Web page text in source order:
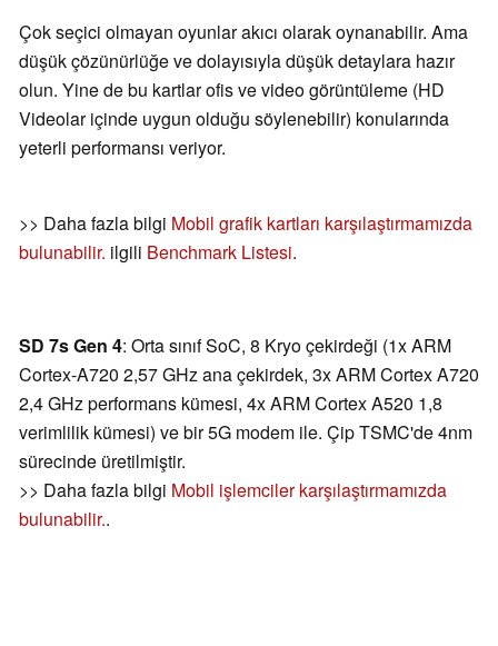
Çok seçici olmayan oyunlar akıcı olarak oynanabilir. Ama
düşük çözünürlüğe ve dolayısıyla düşük detaylara hazır
olun. Yine de bu kartlar ofis ve video görüntüleme (HD
Videolar içinde uygun olduğu söylenebilir) konularında
yeterli performansı veriyor.
>> Daha fazla bilgi Mobil grafik kartları karşılaştırmamızda
bulunabilir. ilgili Benchmark Listesi.
SD 7s Gen 4: Orta sınıf SoC, 8 Kryo çekirdeği (1x ARM
Cortex-A720 2,57 GHz ana çekirdek, 3x ARM Cortex A720
2,4 GHz performans kümesi, 4x ARM Cortex A520 1,8
verimlilik kümesi) ve bir 5G modem ile. Çip TSMC'de 4nm
sürecinde üretilmiştir.
>> Daha fazla bilgi Mobil işlemciler karşılaştırmamızda
bulunabilir..